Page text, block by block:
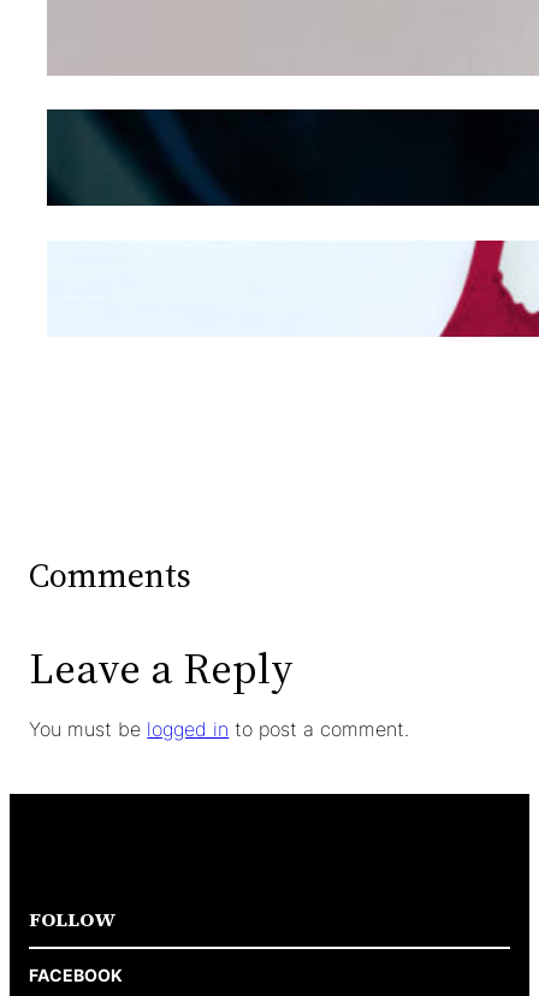
Kepribadian
Mengintip Kepribadian
Wanita Dari Warna Bra
Comments
Leave a Reply
You must be logged in to post a comment.
FOLLOW
FACEBOOK